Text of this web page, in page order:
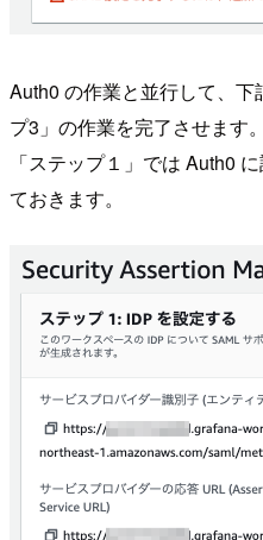
Auth0 の作業と並行して、
プ3」の作業を完了させます。
「ステップ１」では Auth0
ておきます。